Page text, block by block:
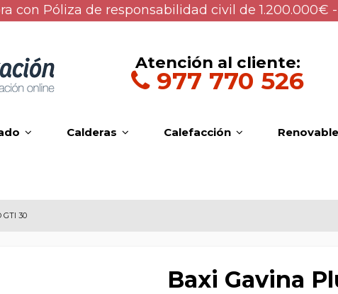
con Póliza de responsabilidad civil de 1.200.000€
Atención al cliente:
977 770 526
Calderas Calefacción
GTI 30
Baxi Gavina